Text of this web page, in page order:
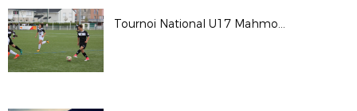
Tournoi National U17 Mahmoud TIARCI - Saison 2017-2018